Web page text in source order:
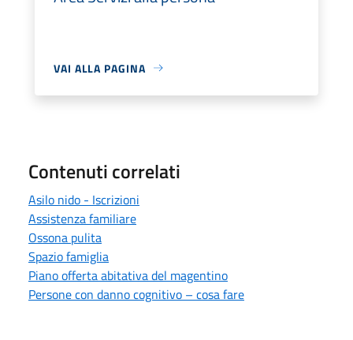
VAI ALLA PAGINA
Contenuti correlati
Asilo nido - Iscrizioni
Assistenza familiare
Ossona pulita
Spazio famiglia
Piano offerta abitativa del magentino
Persone con danno cognitivo – cosa fare